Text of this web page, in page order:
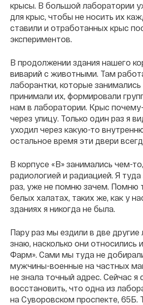
крысы. В большой лаборатории
для крыс, чтобы не носить их
ставили и отработанных крыс
экспериментов.
В продолжении здания нашего
виварий с животными. Там
лаборантки, которые
принимали их, формировали
нам в лаборатории. Крыс
через улицу. Только один раз я
уходил через какую-то
остальное время эти двери
В корпусе «В» занимались чем-
радиологией и радиацией. Я
раз, уже не помню зачем. Помню
белых халатах, таких же, как у
зданиях я никогда не была.
Пару раз мы ездили в две другие
знаю, насколько они относились
Фарм». Сами мы туда не
мужчины-военные на частных
не знала точный адрес. Сейчас я
восстановить, что одна из
на Суворовском проспекте, 65Б.